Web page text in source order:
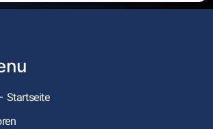
Startseite